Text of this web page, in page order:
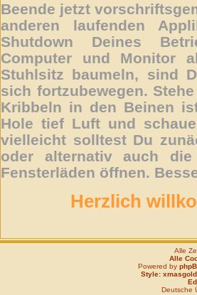
Beende jetzt
anderen laufenden
Shutdown Deines
Computer und Monitor
Stuhlsitz baumeln, sind
sich fortzubewegen.
Kribbeln in den Beinen
Hole tief Luft und
vielleicht solltest Du
oder alternativ auch
Fensterläden öffnen.
Herzlich
Alle
Alle
Powered by
Style: xmasgold
Deutsche